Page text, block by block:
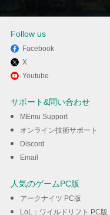
MEmuを使
Neverness
Follow us
Facebook
X
Youtube
サポート&問い合わせ
MEmu Support
オンライン技術サポート
Discord
Email
人気のゲームPC版
アークナイツ PC版
LoL：ワイルドリフト PC版